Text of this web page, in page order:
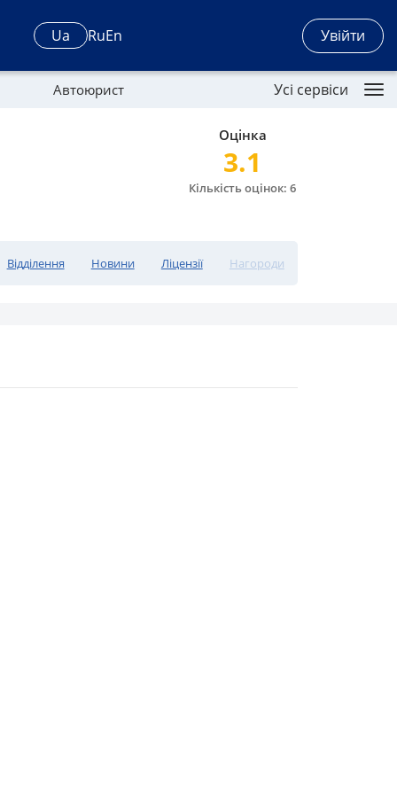
Ua RuEn Увійти
Автоюрист Усі сервіси
Оцінка
3.1
Кількість оцінок: 6
Відділення Новини Ліцензії Нагороди